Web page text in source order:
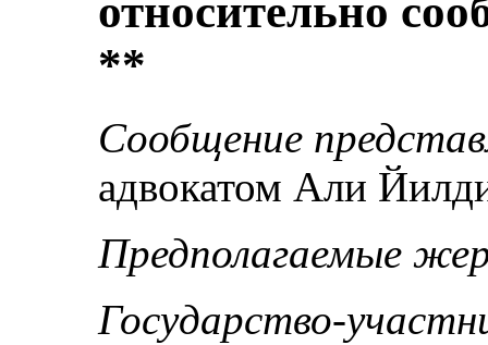
относительно
**
Сообщение
адвокатом Али
Предполагаемые
Государство-